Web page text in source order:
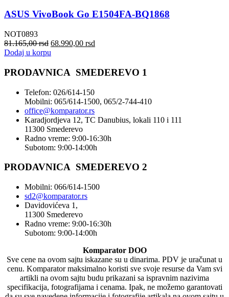
ASUS VivoBook Go E1504FA-BQ1868
NOT0893
81.165,00rsd 68.990,00 rsd
Dodaj u korpu
PRODAVNICA SMEDEREVO 1
Telefon: 026/614-150
Mobilni: 065/614-1500, 065/2-744-410
office@komparator.rs
Karadjordjeva 12, TC Danubius, lokali 110 i 111
11300 Smederevo
Radno vreme: 9:00-16:30h
Subotom: 9:00-14:00h
PRODAVNICA SMEDEREVO 2
Mobilni: 066/614-1500
sd2@komparator.rs
Davidovićeva 1,
11300 Smederevo
Radno vreme: 9:00-16:30h
Subotom: 9:00-14:00h
Komparator DOO
Sve cene na ovom sajtu iskazane su u dinarima. PDV je uračunat u
cenu. Komparator maksimalno koristi sve svoje resurse da Vam svi
artikli na ovom sajtu budu prikazani sa ispravnim nazivima
specifikacija, fotografijama i cenama. Ipak, ne možemo garantovati